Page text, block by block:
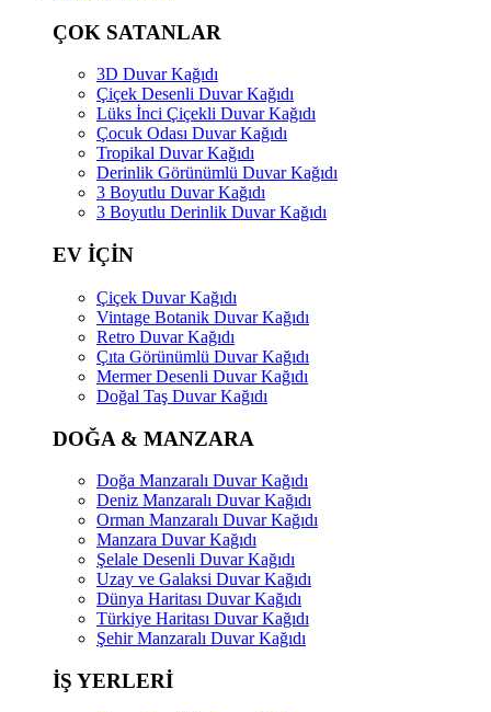
ÇOK SATANLAR
3D Duvar Kağıdı
Çiçek Desenli Duvar Kağıdı
Lüks İnci Çiçekli Duvar Kağıdı
Çocuk Odası Duvar Kağıdı
Tropikal Duvar Kağıdı
Derinlik Görünümlü Duvar Kağıdı
3 Boyutlu Duvar Kağıdı
3 Boyutlu Derinlik Duvar Kağıdı
EV İÇİN
Çiçek Duvar Kağıdı
Vintage Botanik Duvar Kağıdı
Retro Duvar Kağıdı
Çıta Görünümlü Duvar Kağıdı
Mermer Desenli Duvar Kağıdı
Doğal Taş Duvar Kağıdı
DOĞA & MANZARA
Doğa Manzaralı Duvar Kağıdı
Deniz Manzaralı Duvar Kağıdı
Orman Manzaralı Duvar Kağıdı
Manzara Duvar Kağıdı
Şelale Desenli Duvar Kağıdı
Uzay ve Galaksi Duvar Kağıdı
Dünya Haritası Duvar Kağıdı
Türkiye Haritası Duvar Kağıdı
Şehir Manzaralı Duvar Kağıdı
İŞ YERLERİ